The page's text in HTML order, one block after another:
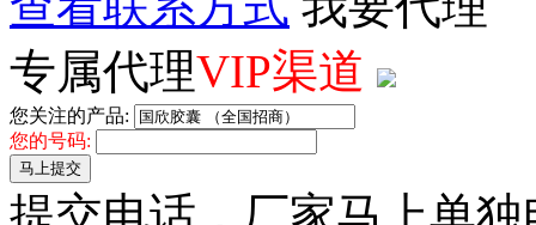
专属代理VIP渠道
您关注的产品:
您的号码:
马上提交